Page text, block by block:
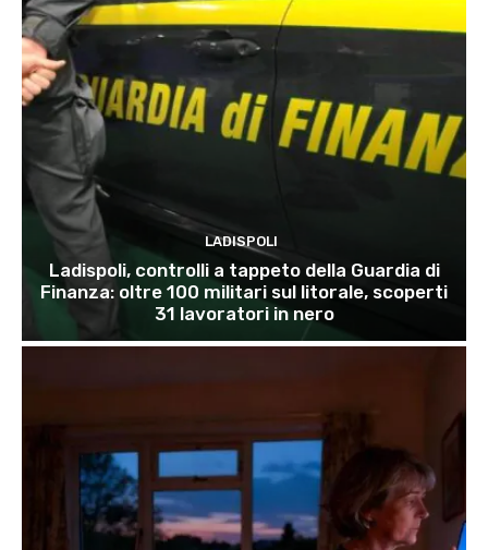
LADISPOLI
Ladispoli, controlli a tappeto della Guardia di
Finanza: oltre 100 militari sul litorale, scoperti
31 lavoratori in nero